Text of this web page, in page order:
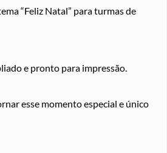
“Feliz Natal” para turmas de
e pronto para impressão.
esse momento especial e único